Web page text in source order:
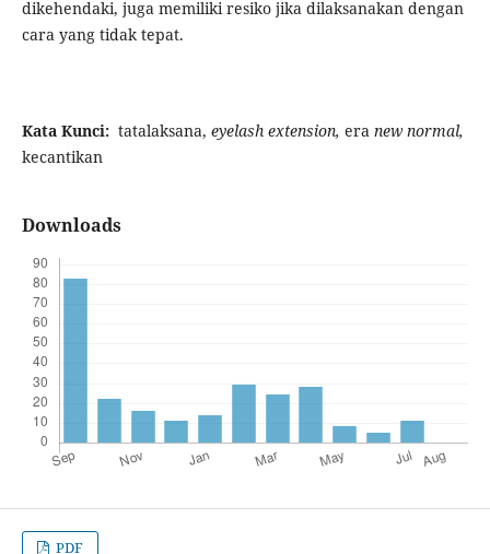
dikehendaki, juga memiliki resiko jika dilaksanakan dengan
cara yang tidak tepat.
Kata Kunci: tatalaksana, eyelash extension, eranew normal,
kecantikan
Downloads
PDF